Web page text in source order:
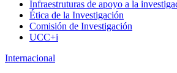
Infraestruturas de apoyo a la
Ética de la Investigación
Comisión de Investigación
UCC+i
Internacional